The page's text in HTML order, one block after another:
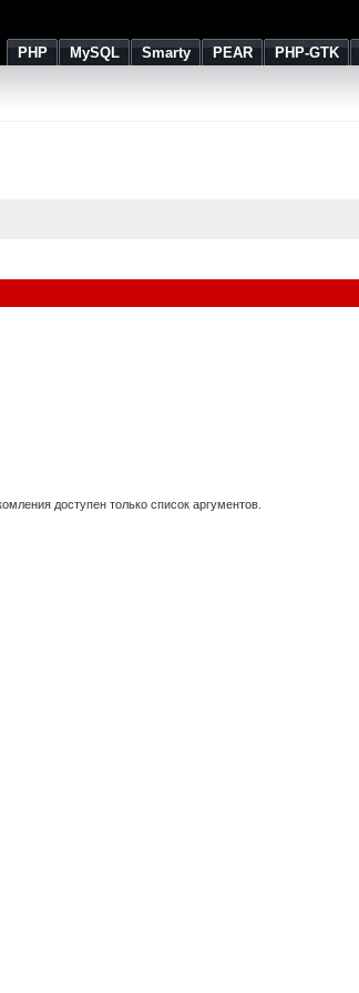
PHP MySQL Smarty PEAR PHP-GTK
доступен только список аргументов.